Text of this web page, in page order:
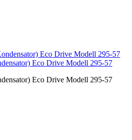
Eco Drive Modell 295-57
Eco Drive Modell 295-57